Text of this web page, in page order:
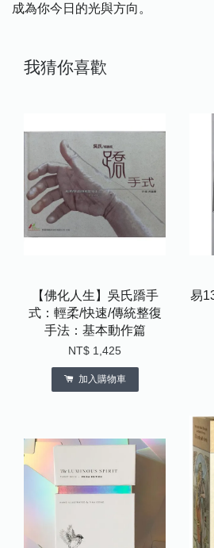
成為你今日的光與方向。
我猜你喜歡
【佛化人生】吳氏蹻手
式：輕柔/快速/傳統整復
手法：基本動作篇
NT$ 1,425
加入購物車
易